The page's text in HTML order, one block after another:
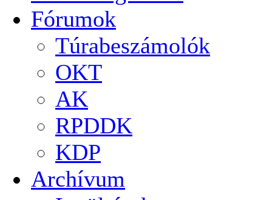
Fórumok
Túrabeszámolók
OKT
AK
RPDDK
KDP
Archívum